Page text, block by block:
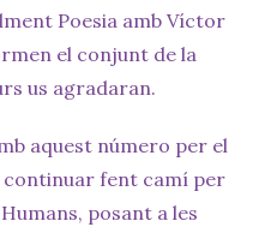
Poesia amb Víctor
el conjunt de la
us agradaran.
aquest número per el
continuar fent camí per
posant a les